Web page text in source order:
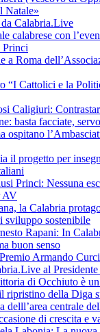
Natale»
Calabria.Live
calabrese con
Princi
a Roma
“I Cattolici e la
Caligiuri:
basta facciate,
ospitano
il progetto per
Princi: Nessuna
AV
la Calabria
sviluppo sostenibile
Rapani: In
buon senso
Armando
al
di Occhiuto è un
ripristino della Diga
delll’area centrale
di crescita e